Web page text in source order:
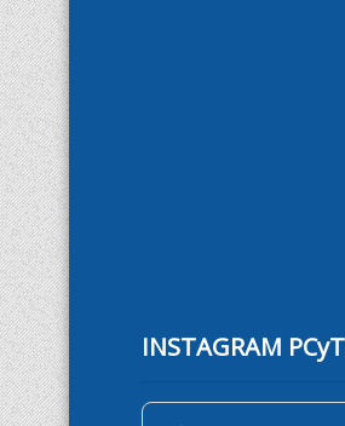
INSTAGRAM